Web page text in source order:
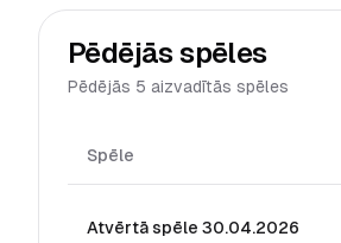
Pēdējās spēles
Pēdējās 5 aizvadītās spēles
Spēle
Atvērtā spēle 30.04.2026